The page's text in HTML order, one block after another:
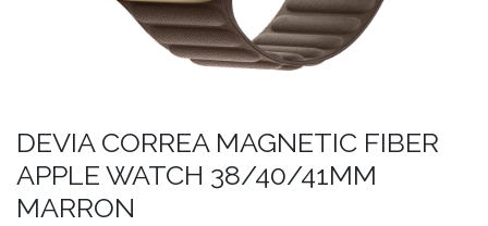
DEVIA CORREA MAGNETIC FIBER
APPLE WATCH 38/40/41MM
MARRON